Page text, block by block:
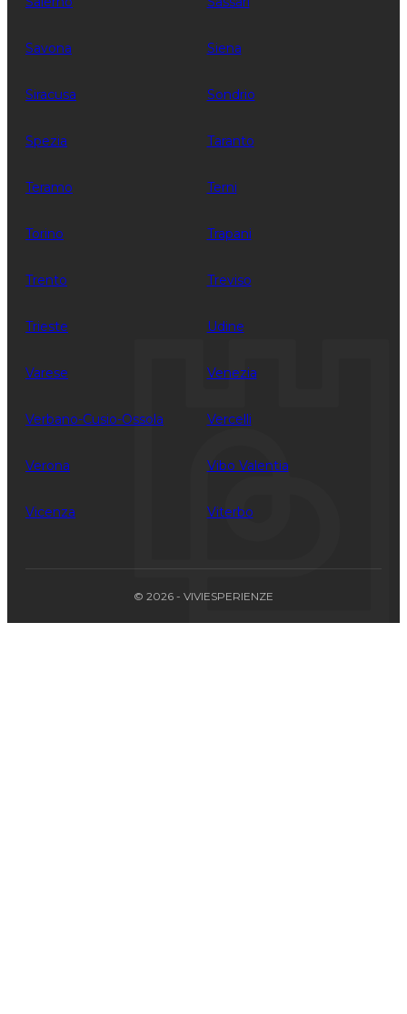
Savona Siena
Siracusa Sondrio
Spezia Taranto
Teramo Terni
Torino Trapani
Trento Treviso
Trieste Udine
Varese Venezia
Verbano-Cusio-Ossola Vercelli
Verona Vibo Valentia
Vicenza Viterbo
© 2026 - VIVIESPERIENZE